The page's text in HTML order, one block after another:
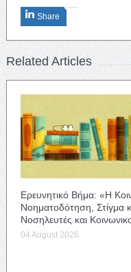
Share
Related Articles
Ερευνητικό Βήμα: «Η
Νοηματοδότηση, Στίγμα
Νοσηλευτές και
04 August 2026